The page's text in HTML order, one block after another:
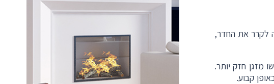
לקרר את החדר,
מזגן חזק יותר.
קבוע.